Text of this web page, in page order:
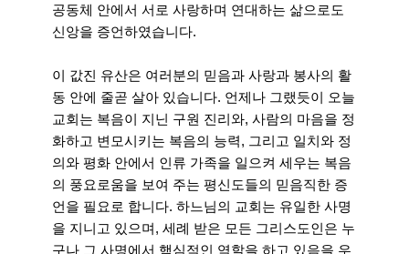
공동체 안에서 서로 사랑하며 연대하는 삶으로도
신앙을 증언하였습니다.
이 값진 유산은 여러분의 믿음과 사랑과 봉사의 활
동 안에 줄곧 살아 있습니다. 언제나 그랬듯이 오늘
교회는 복음이 지닌 구원 진리와, 사람의 마음을 정
화하고 변모시키는 복음의 능력, 그리고 일치와 정
의와 평화 안에서 인류 가족을 일으켜 세우는 복음
의 풍요로움을 보여 주는 평신도들의 믿음직한 증
언을 필요로 합니다. 하느님의 교회는 유일한 사명
을 지니고 있으며, 세례 받은 모든 그리스도인은 누
구나 그 사명에서 핵심적인 역할을 하고 있음을 우